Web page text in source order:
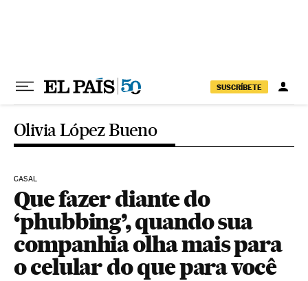
SUSCRÍBETE
Olivia López Bueno
CASAL
Que fazer diante do
‘phubbing’, quando sua
companhia olha mais para
o celular do que para você